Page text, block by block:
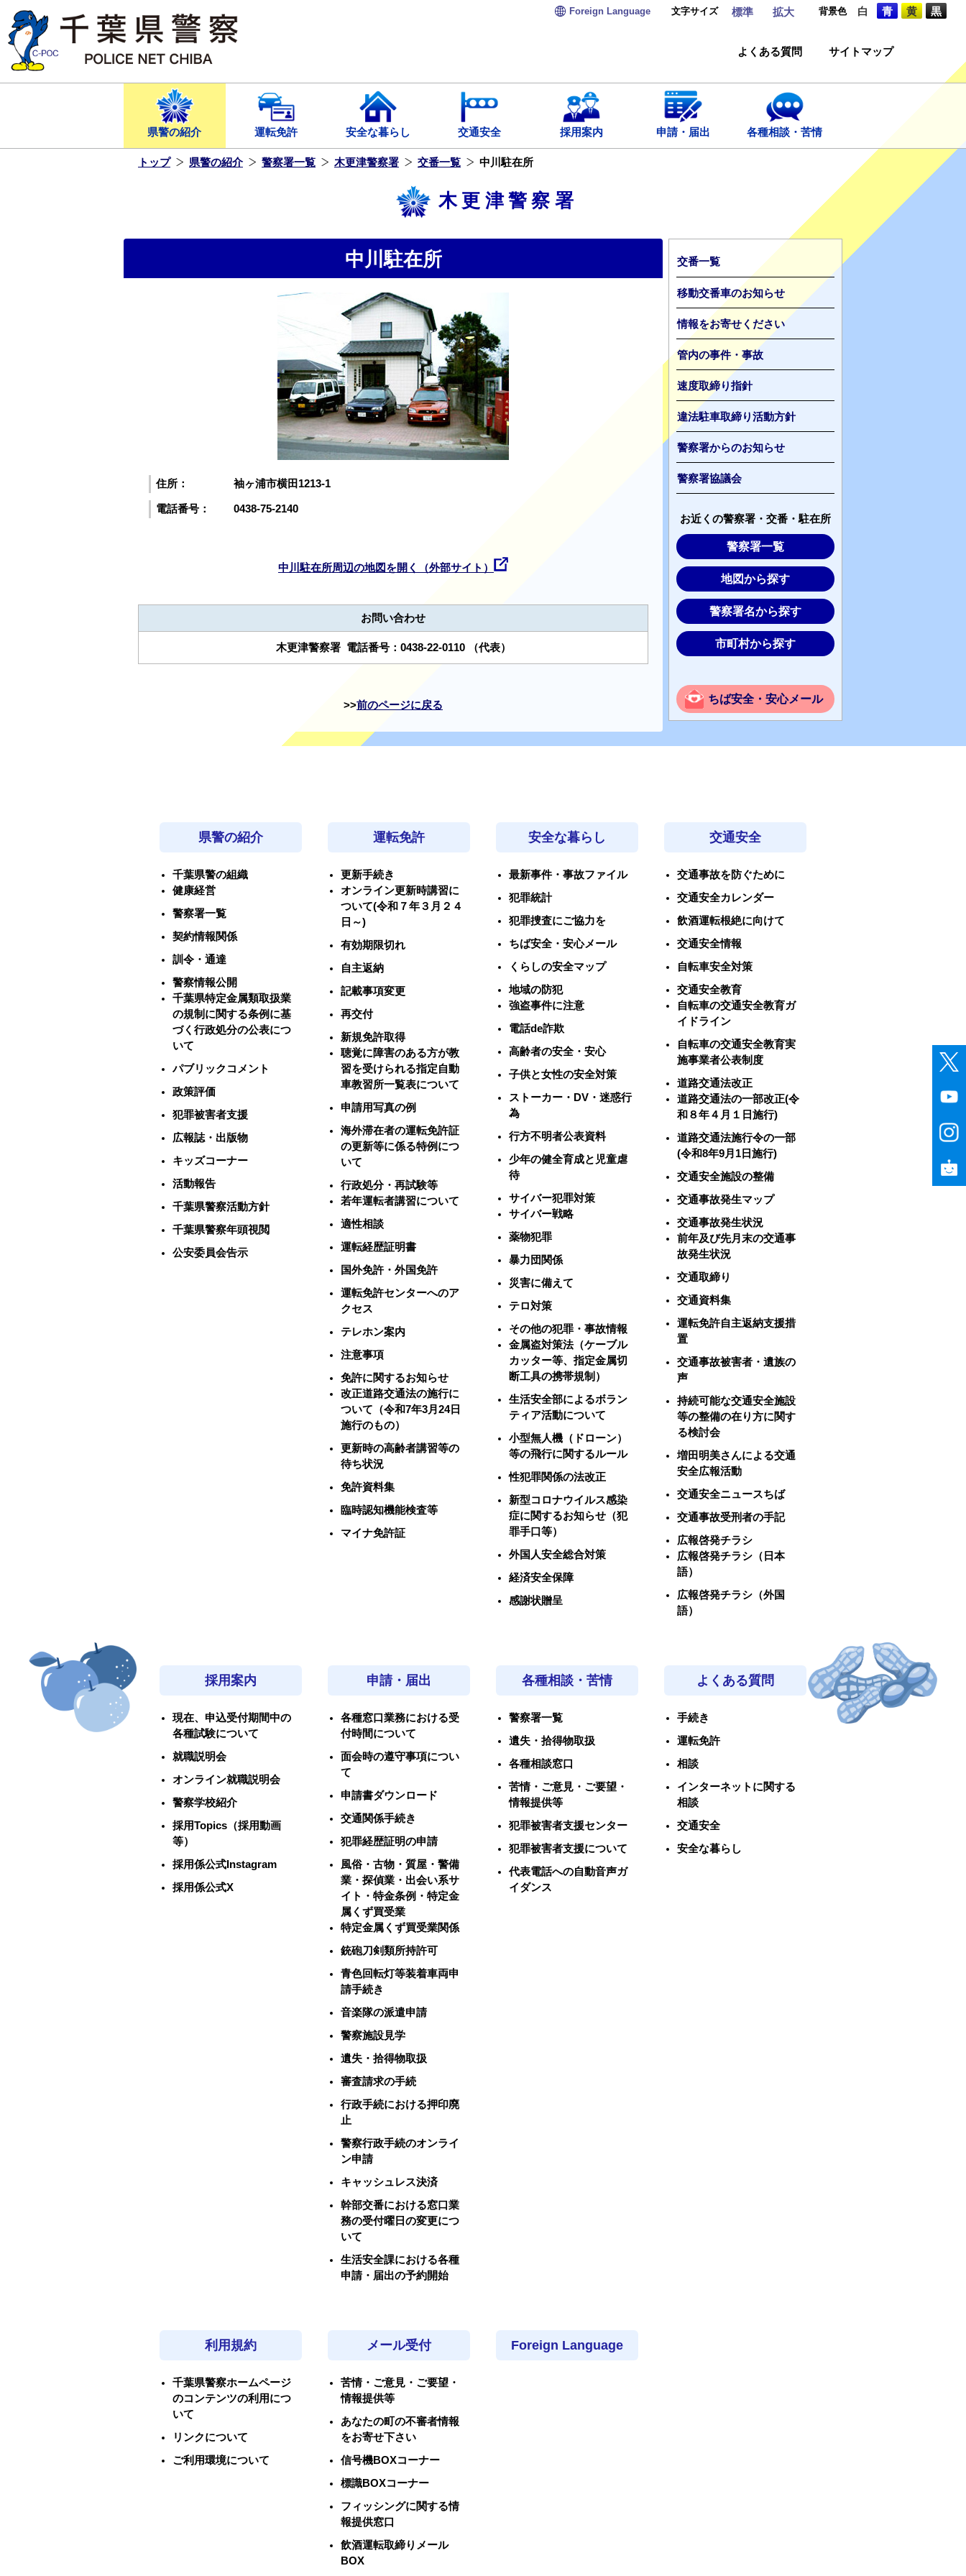
ス
キ
ま
Foreign Language 文字サイズ 標準 拡大 背景色 白 青 黄 黒
よくある質問 サイトマップ
県警の紹介 運転免許 安全な暮らし 交通安全 採用案内 申請・届出 各種相談・苦情
トップ 県警の紹介 警察署一覧 木更津警察署 交番一覧 中川駐在所
木更津警察署
中川駐在所
住所： 袖ヶ浦市横田1213-1
電話番号： 0438-75-2140
中川駐在所周辺の地図を開く（外部サイト）
お問い合わせ
木更津警察署 電話番号： 0438-22-0110（代表）
前のページに戻る
交番一覧
移動交番車のお知らせ
情報をお寄せください
管内の事件・事故
速度取締り指針
違法駐車取締り活動方針
警察署からのお知らせ
警察署協議会
お近くの警察署・交番・駐在所
警察署一覧
地図から探す
警察署名から探す
市町村から探す
ちば安全・安心メール
県警の紹介
千葉県警の組織
健康経営
警察署一覧
契約情報関係
訓令・通達
警察情報公開
千葉県特定金属類取扱業
の規制に関する条例に基
づく行政処分の公表につ
いて
パブリックコメント
政策評価
犯罪被害者支援
広報誌・出版物
キッズコーナー
活動報告
千葉県警察活動方針
千葉県警察年頭視閲
公安委員会告示
運転免許
更新手続き
オンライン更新時講習に
ついて(令和７年３月２４
日～)
有効期限切れ
自主返納
記載事項変更
再交付
新規免許取得
聴覚に障害のある方が教
習を受けられる指定自動
車教習所一覧表について
申請用写真の例
海外滞在者の運転免許証
の更新等に係る特例につ
いて
行政処分・再試験等
若年運転者講習について
適性相談
運転経歴証明書
国外免許・外国免許
運転免許センターへのア
クセス
テレホン案内
注意事項
免許に関するお知らせ
改正道路交通法の施行に
ついて（令和7年3月24日
施行のもの）
更新時の高齢者講習等の
待ち状況
免許資料集
臨時認知機能検査等
マイナ免許証
安全な暮らし
最新事件・事故ファイル
犯罪統計
犯罪捜査にご協力を
ちば安全・安心メール
くらしの安全マップ
地域の防犯
強盗事件に注意
電話de詐欺
高齢者の安全・安心
子供と女性の安全対策
ストーカー・DV・迷惑行
為
行方不明者公表資料
少年の健全育成と児童虐
待
サイバー犯罪対策
サイバー戦略
薬物犯罪
暴力団関係
災害に備えて
テロ対策
その他の犯罪・事故情報
金属盗対策法（ケーブル
カッター等、指定金属切
断工具の携帯規制）
生活安全部によるボラン
ティア活動について
小型無人機（ドローン）
等の飛行に関するルール
性犯罪関係の法改正
新型コロナウイルス感染
症に関するお知らせ（犯
罪手口等）
外国人安全総合対策
経済安全保障
感謝状贈呈
交通安全
交通事故を防ぐために
交通安全カレンダー
飲酒運転根絶に向けて
交通安全情報
自転車安全対策
交通安全教育
自転車の交通安全教育ガ
イドライン
自転車の交通安全教育実
施事業者公表制度
道路交通法改正
道路交通法の一部改正(令
和８年４月１日施行)
道路交通法施行令の一部
(令和8年9月1日施行)
交通安全施設の整備
交通事故発生マップ
交通事故発生状況
前年及び先月末の交通事
故発生状況
交通取締り
交通資料集
運転免許自主返納支援措
置
交通事故被害者・遺族の
声
持続可能な交通安全施設
等の整備の在り方に関す
る検討会
増田明美さんによる交通
安全広報活動
交通安全ニュースちば
交通事故受刑者の手記
広報啓発チラシ
広報啓発チラシ（日本
語）
広報啓発チラシ（外国
語）
採用案内
現在、申込受付期間中の
各種試験について
就職説明会
オンライン就職説明会
警察学校紹介
採用Topics（採用動画
等）
採用係公式Instagram
採用係公式X
申請・届出
各種窓口業務における受
付時間について
面会時の遵守事項につい
て
申請書ダウンロード
交通関係手続き
犯罪経歴証明の申請
風俗・古物・質屋・警備
業・探偵業・出会い系サ
イト・特金条例・特定金
属くず買受業
特定金属くず買受業関係
銃砲刀剣類所持許可
青色回転灯等装着車両申
請手続き
音楽隊の派遣申請
警察施設見学
遺失・拾得物取扱
審査請求の手続
行政手続における押印廃
止
警察行政手続のオンライ
ン申請
キャッシュレス決済
幹部交番における窓口業
務の受付曜日の変更につ
いて
生活安全課における各種
申請・届出の予約開始
各種相談・苦情
警察署一覧
遺失・拾得物取扱
各種相談窓口
苦情・ご意見・ご要望・
情報提供等
犯罪被害者支援センター
犯罪被害者支援について
代表電話への自動音声ガ
イダンス
よくある質問
手続き
運転免許
相談
インターネットに関する
相談
交通安全
安全な暮らし
利用規約
千葉県警察ホームページ
のコンテンツの利用につ
いて
リンクについて
ご利用環境について
メール受付
苦情・ご意見・ご要望・
情報提供等
あなたの町の不審者情報
をお寄せ下さい
信号機BOXコーナー
標識BOXコーナー
フィッシングに関する情
報提供窓口
飲酒運転取締りメール
BOX
Foreign Language